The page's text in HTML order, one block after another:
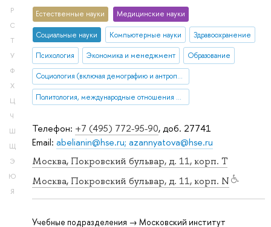
Р
С
Т
У
Ф
Х
Ц
Ч
Ш
Щ
Э
Ю
Я
Телефон: +7 (495) 772-95-90, доб. 27741
Email: abelianin@hse.ru; azannyatova@hse.ru
Москва, Покровский бульвар, д. 11, корп. T
Москва, Покровский бульвар, д. 11, корп. N
Естественные науки Медицинские науки
Социальные науки Компьютерные науки Здравоохранение
Психология Экономика и менеджмент Образование
Социология (включая демографию и антропологию)
Политология, международные отношения и ГМУ
Учебные подразделения → Московский институт